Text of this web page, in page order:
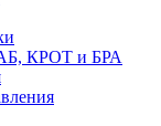
КРОТ и БРА